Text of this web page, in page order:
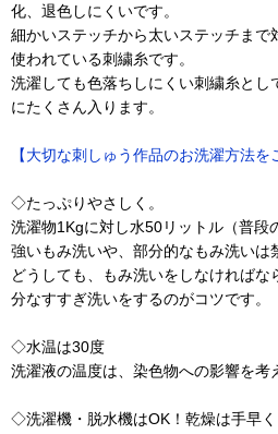
化、退色しにくいです。
細かいステッチから太いステッチまで
使われている刺繍糸です。
洗濯しても色落ちしにくい刺繍糸とし
にたくさん入ります。
【大切な刺しゅう作品のお洗濯方法を
◇たっぷりやさしく。
洗濯物1Kgに対し水50リットル（普段
強いもみ洗いや、部分的なもみ洗いは
どうしても、もみ洗いをしなければ
分なすすぎ洗いをするのがコツです。
◇水温は30度
洗濯液の温度は、染色物への影響を考
◇洗濯機・脱水機はOK！乾燥は手早く